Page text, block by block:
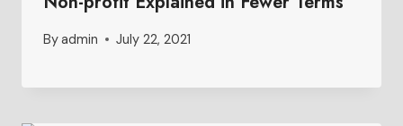
Byadmin July 22, 2021